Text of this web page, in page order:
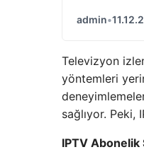
admin•
Televizyon
yöntemleri
sağlıyor. Peki,
IPTV